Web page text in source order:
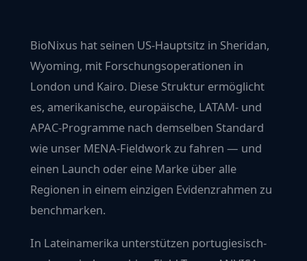
BioNixus hat seinen US-Hauptsitz in Sheridan,
Wyoming, mit Forschungsoperationen in
London und Kairo. Diese Struktur ermöglicht
es, amerikanische, europäische, LATAM- und
APAC-Programme nach demselben Standard
wie unser MENA-Fieldwork zu fahren — und
einen Launch oder eine Marke über alle
Regionen in einem einzigen Evidenzrahmen zu
benchmarken.
In Lateinamerika unterstützen portugiesisch-